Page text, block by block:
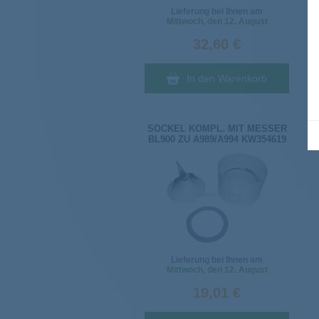
Mittwoch, den 12. August
32,60 €
In den Warenkorb
SOCKEL KOMPL. MIT MESSER
BL900 ZU A989/A994 KW354619
Mittwoch, den 12. August
19,01 €